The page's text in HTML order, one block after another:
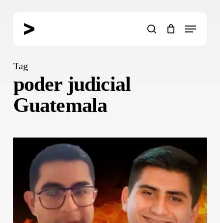
search
Menu
Tag
poder judicial
Guatemala